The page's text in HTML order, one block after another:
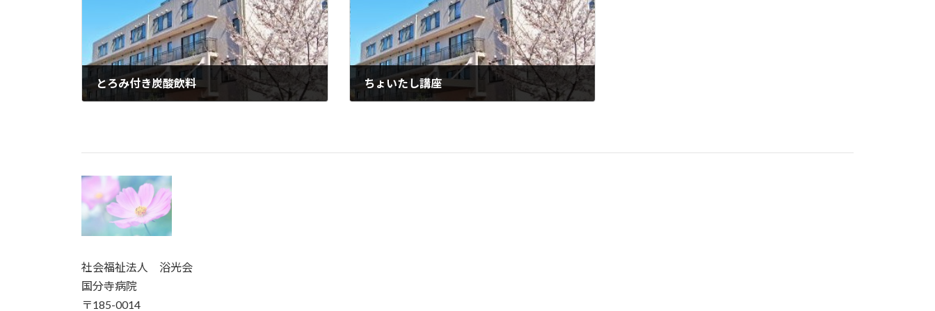
とろみ付き炭酸飲料 ちょいたし講座
社会福祉法人 浴光会
国分寺病院
〒185-0014